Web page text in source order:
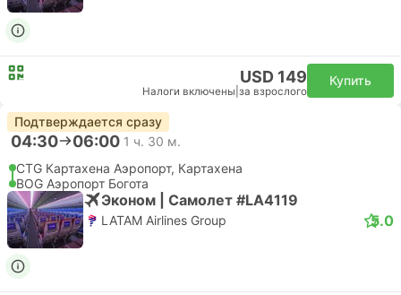
USD 149
Налоги включены за взрослого
Купить
Подтверждается сразу
04:30 06:00 1 ч. 30 м.
CTG Картахена Аэропорт, Картахена
BOG Аэропорт Богота
Эконом | Самолет #LA4119
LATAM Airlines Group 5.0